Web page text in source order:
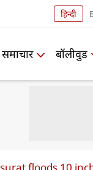
हिन्दी
समाचार बॉलीवुड